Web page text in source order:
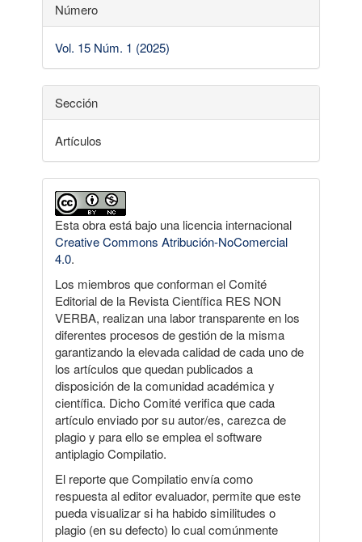
Número
Vol. 15 Núm. 1 (2025)
Sección
Artículos
Esta obra está bajo una licencia internacional
Creative Commons Atribución-NoComercial
4.0.
Los miembros que conforman el Comité
Editorial de la Revista Científica RES NON
VERBA, realizan una labor transparente en los
diferentes procesos de gestión de la misma
garantizando la elevada calidad de cada uno de
los artículos que quedan publicados a
disposición de la comunidad académica y
científica. Dicho Comité verifica que cada
artículo enviado por su autor/es, carezca de
plagio y para ello se emplea el software
antiplagio Compilatio.
El reporte que Compilatio envía como
respuesta al editor evaluador, permite que este
pueda visualizar si ha habido similitudes o
plagio (en su defecto) lo cual comúnmente